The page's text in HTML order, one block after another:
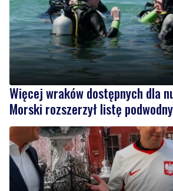
Więcej wraków dostępnych dla
Morski rozszerzył listę